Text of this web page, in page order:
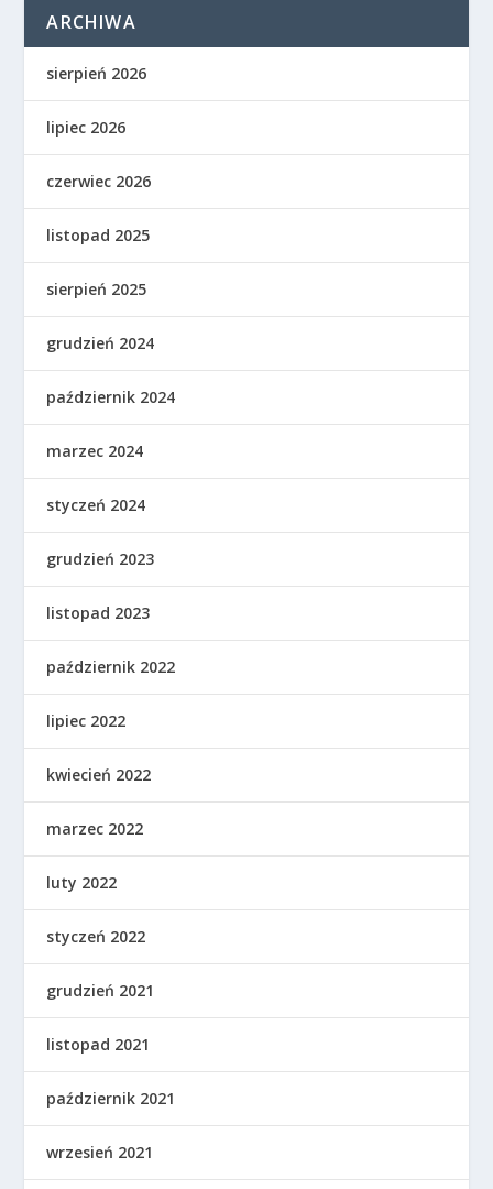
ARCHIWA
sierpień 2026
lipiec 2026
czerwiec 2026
listopad 2025
sierpień 2025
grudzień 2024
październik 2024
marzec 2024
styczeń 2024
grudzień 2023
listopad 2023
październik 2022
lipiec 2022
kwiecień 2022
marzec 2022
luty 2022
styczeń 2022
grudzień 2021
listopad 2021
październik 2021
wrzesień 2021